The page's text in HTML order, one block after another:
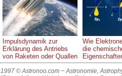
Impulsdynamik zur
Erklärung des Antriebs
von Raketen oder Quallen
Wie
die
1997 © Astronoo.com − Astronomie,